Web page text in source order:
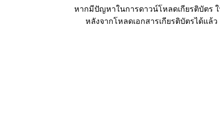
หากมีปัญหาในการดาวน์โหลดเกียรติบัตร
หลังจากโหลดเอกสารเกียรติบัตรได้แล้